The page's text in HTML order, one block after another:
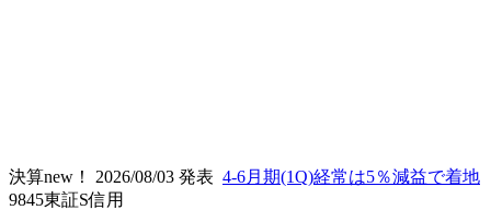
決算new！ 2026/08/03 発表 4-6月期(1Q)経常は5％減益で着地
9845東証S信用